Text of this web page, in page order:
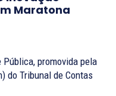
Maratona
Pública, promovida pela
do Tribunal de Contas